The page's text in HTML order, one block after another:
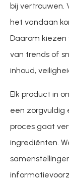
bij vertrouwen.
het vandaan
Daarom
van trends of
inhoud,
Elk product in
een zorgvuldig
proces gaat
ingrediënten.